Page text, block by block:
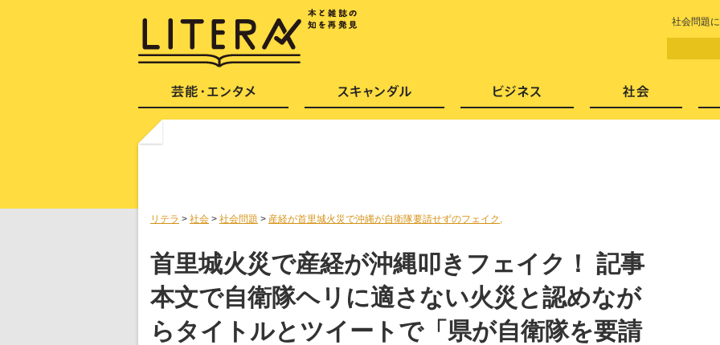
社会問題
リテラ > 社会 > 社会問題 > 産経が首里城火災で沖縄が自衛隊要請せずのフェイク,
首里城火災で産経が沖縄叩きフェイク！ 記事
本文で自衛隊ヘリに適さない火災と認めなが
らタイトルとツイートで「県が自衛隊を要請
芸能・エンタメ スキャンダル